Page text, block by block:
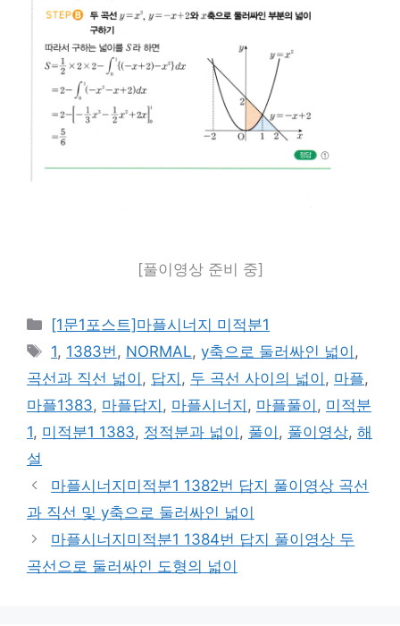
[풀이영상 준비 중]
카
테
고
리
[1문1포스트]마플시너지 미적분1
태
그
1, 1383번 , NORMAL,y축으로 둘러싸인 넓이 ,
곡선과 직선 넓이 , 답지 , 두 곡선 사이의 넓이 , 마플,
마플1383, 마플답지 , 마플시너지 , 마플풀이 , 미적분
1, 미적분1 1383, 정적분과 넓이 , 풀이 , 풀이영상, 해
설
마플시너지미적분1 1382번 답지 풀이영상 곡선
과 직선 및 y축으로 둘러싸인 넓이
마플시너지미적분1 1384번 답지 풀이영상 두
곡선으로 둘러싸인 도형의 넓이